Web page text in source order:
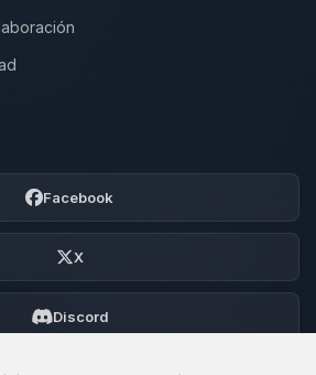
Facebook
X
Discord